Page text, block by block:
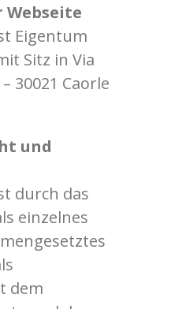
Webseite
Eigentum
Sitz in Via
30021 Caorle
und
durch das
einzelnes
dem